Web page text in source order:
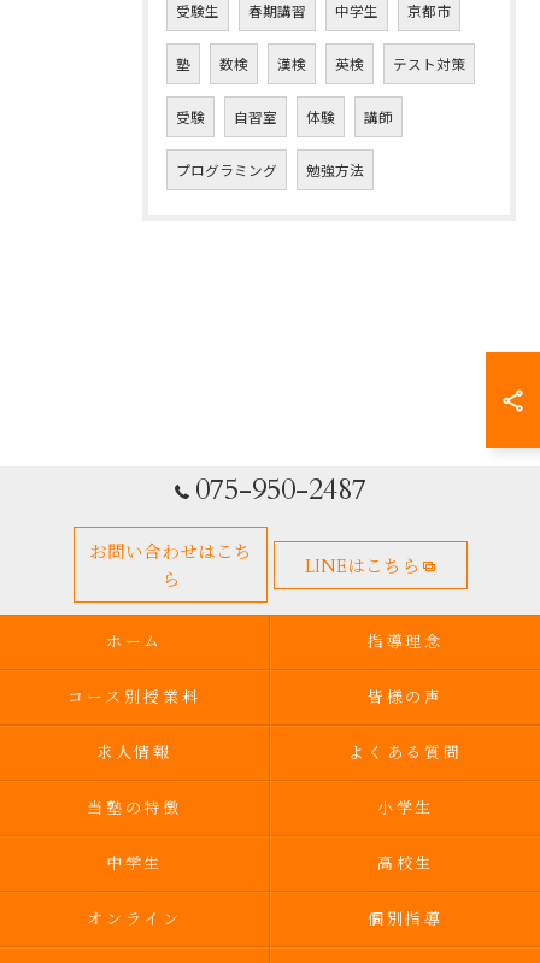
受験生 春期講習 中学生 京都市
塾 数検 漢検 英検 テスト対策
受験 自習室 体験 講師
プログラミング 勉強方法
075-950-2487
お問い合わせはこち
ら
LINEはこちら
ホーム 指導理念
コース別授業料 皆様の声
求人情報 よくある質問
当塾の特徴 小学生
中学生 高校生
オンライン 個別指導